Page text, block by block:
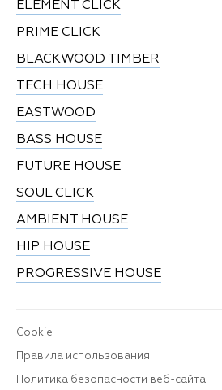
ELEMENT CLICK
PRIME CLICK
BLACKWOOD TIMBER
TECH HOUSE
EASTWOOD
BASS HOUSE
FUTURE HOUSE
SOUL CLICK
AMBIENT HOUSE
HIP HOUSE
PROGRESSIVE HOUSE
Cookie
Правила использования
Политика безопасности веб-сайта